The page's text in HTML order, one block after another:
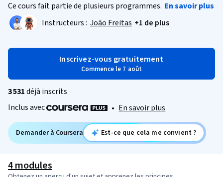
Ce cours fait partie de plusieurs programmes. En savoir plus
Instructeurs : João Freitas +1 de plus
Inscrivez-vous gratuitement
Commence le 7 août
3 531déjà inscrits
Inclus avec
• En savoir plus
Demander à Coursera Est-ce que cela me convient ?
4 modules